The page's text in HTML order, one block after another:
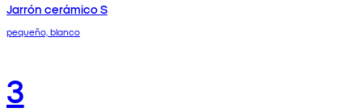
Jarrón cerámico S
pequeño, blanco
3